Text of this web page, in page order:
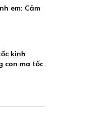
em: Cảm
kinh
con ma tốc